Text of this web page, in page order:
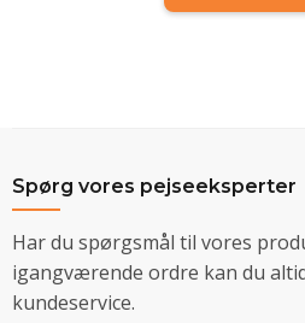
Spørg vores pejseeksperter
Har du spørgsmål til vores
igangværende ordre kan du
kundeservice.